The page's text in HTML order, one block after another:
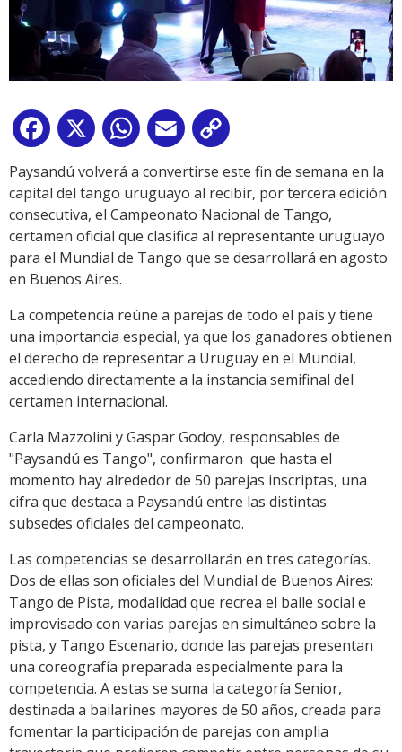
Facebook
X WhatsApp
Email
Link
Paysandú volverá a convertirse este fin de semana en la
capital del tango uruguayo al recibir, por tercera edición
consecutiva, el Campeonato Nacional de Tango,
certamen oficial que clasifica al representante uruguayo
para el Mundial de Tango que se desarrollará en agosto
en Buenos Aires.
La competencia reúne a parejas de todo el país y tiene
una importancia especial, ya que los ganadores obtienen
el derecho de representar a Uruguay en el Mundial,
accediendo directamente a la instancia semifinal del
certamen internacional.
Carla Mazzolini y Gaspar Godoy, responsables de
"Paysandú es Tango", confirmaron que hasta el
momento hay alrededor de 50 parejas inscriptas, una
cifra que destaca a Paysandú entre las distintas
subsedes oficiales del campeonato.
Las competencias se desarrollarán en tres categorías.
Dos de ellas son oficiales del Mundial de Buenos Aires:
Tango de Pista, modalidad que recrea el baile social e
improvisado con varias parejas en simultáneo sobre la
pista, y Tango Escenario, donde las parejas presentan
una coreografía preparada especialmente para la
competencia. A estas se suma la categoría Senior,
destinada a bailarines mayores de 50 años, creada para
fomentar la participación de parejas con amplia